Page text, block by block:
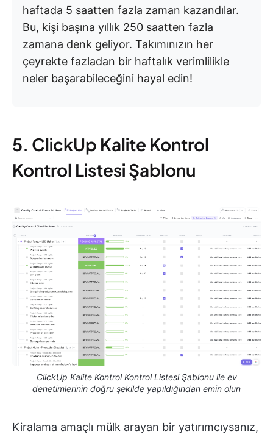
haftada 5 saatten fazla zaman kazandılar.
Bu, kişi başına yıllık 250 saatten fazla
zamana denk geliyor. Takımınızın her
çeyrekte fazladan bir haftalık verimlilikle
neler başarabileceğini hayal edin!
5. ClickUp Kalite Kontrol
Kontrol Listesi Şablonu
ClickUp Kalite Kontrol Kontrol Listesi Şablonu ile ev
denetimlerinin doğru şekilde yapıldığından emin olun
Kiralama amaçlı mülk arayan bir yatırımcıysanız,